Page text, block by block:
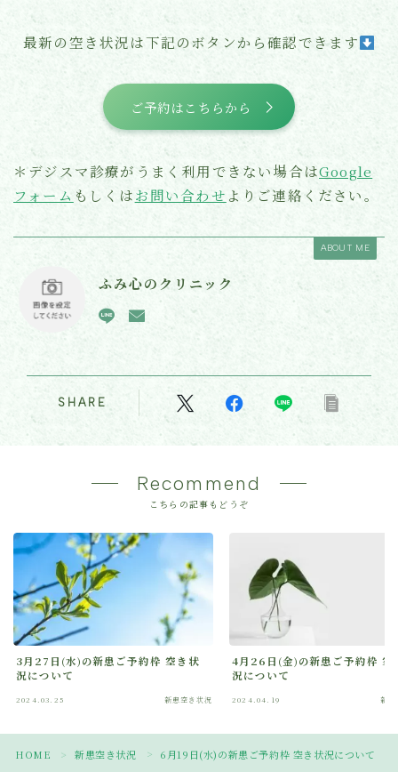
Follow Me
最新の空き状況は下記のボタンから確認できます
ご予約はこちらから
＊デジスマ診療がうまく利用できない場合はGoogle
フォーム もしくはお問い合わせ よりご連絡ください。
ABOUT ME
ふみ心のクリニック
SHARE
Recommend
こちらの記事もどうぞ
3月27日(水)の新患ご予約枠 空き状
況について
2024.03.25 新患空き状況
4月26日(金)の新患ご予約枠 空
況について
2024.04.19 新患
HOME ＞ 新患空き状況 ＞ 6月19日(水)の新患ご予約枠 空き状況について